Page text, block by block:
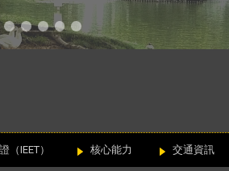
IEET） 核心能力 交通資訊